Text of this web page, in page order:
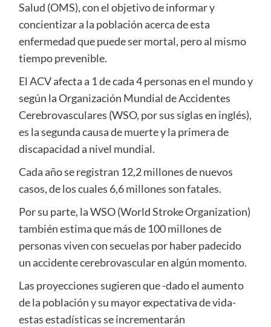
Salud (OMS), con el objetivo de informar y
concientizar a la población acerca de esta
enfermedad que puede ser mortal, pero al mismo
tiempo prevenible.
El ACV afecta a 1 de cada 4 personas en el mundo y
según la Organización Mundial de Accidentes
Cerebrovasculares (WSO, por sus siglas en inglés),
es la segunda causa de muerte y la primera de
discapacidad a nivel mundial.
Cada año se registran 12,2 millones de nuevos
casos, de los cuales 6,6 millones son fatales.
Por su parte, la WSO (World Stroke Organization)
también estima que más de 100 millones de
personas viven con secuelas por haber padecido
un accidente cerebrovascular en algún momento.
Las proyecciones sugieren que -dado el aumento
de la población y su mayor expectativa de vida-
estas estadísticas se incrementarán